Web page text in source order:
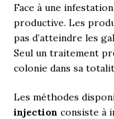
Face à une
productive. Les
pas d’atteindre les
Seul un traitement
colonie dans sa
Les méthodes
injection consiste à